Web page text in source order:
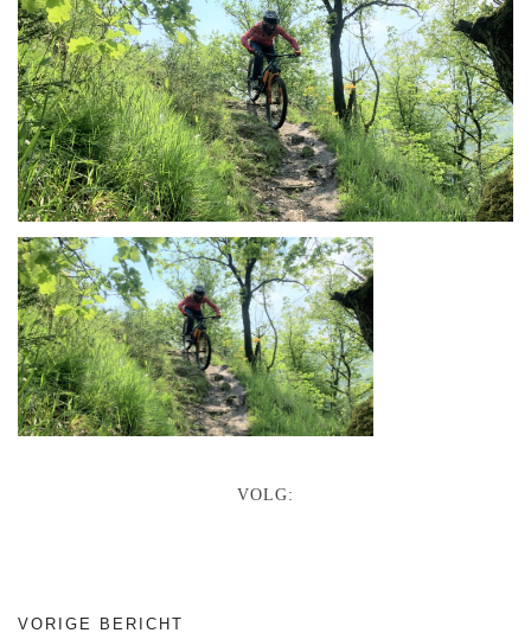
VOLG:
VORIGE BERICHT